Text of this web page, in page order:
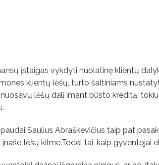
įstaigas vykdyti nuolatinę klientų
klientų lėšų, turto šaltiniams
lėšų dalį imant būsto kreditą,
Saulius Abraškevičius taip pat
lėšų kilme.Todėl tai, kaip gyventojai